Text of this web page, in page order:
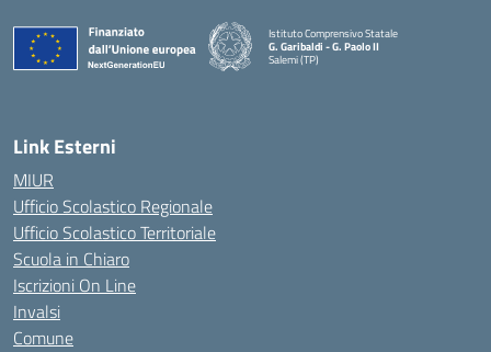
Istituto Comprensivo Statale
G. Garibaldi - G. Paolo II
Salemi (TP)
Link Esterni
MIUR
Ufficio Scolastico Regionale
Ufficio Scolastico Territoriale
Scuola in Chiaro
Iscrizioni On Line
Invalsi
Comune